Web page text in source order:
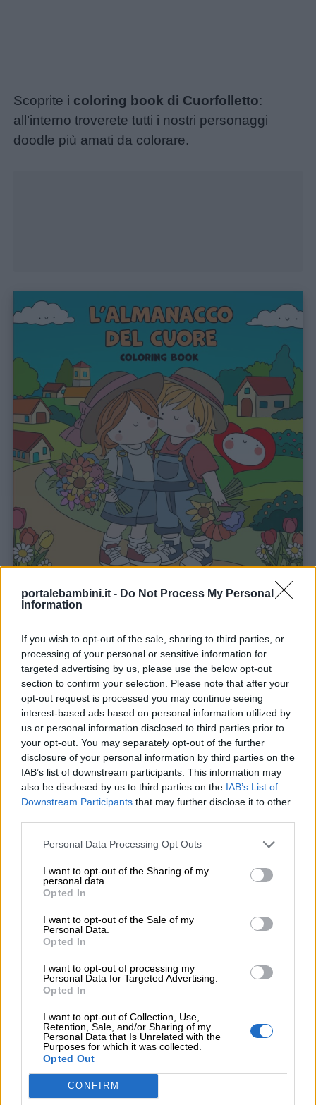
portalebambini.it - Do Not Process My Personal
Information
If you wish to opt-out of the sale, sharing to third parties, or
processing of your personal or sensitive information for
targeted advertising by us, please use the below opt-out
section to confirm your selection. Please note that after your
opt-out request is processed you may continue seeing
interest-based ads based on personal information utilized by
us or personal information disclosed to third parties prior to
your opt-out. You may separately opt-out of the further
disclosure of your personal information by third parties on the
IAB’s list of downstream participants. This information may
also be disclosed by us to third parties on the IAB’s List of
Downstream Participants that may further disclose it to other
Personal Data Processing Opt Outs
I want to opt-out of the Sharing of my
personal data.
Opted In
I want to opt-out of the Sale of my
Personal Data.
Opted In
I want to opt-out of processing my
Personal Data for Targeted Advertising.
Opted In
I want to opt-out of Collection, Use,
Retention, Sale, and/or Sharing of my
Personal Data that Is Unrelated with the
Purposes for which it was collected.
Opted Out
CONFIRM
Chi
siamo
Scoprite i coloring book di Cuorfolletto:
all’interno troverete tutti i nostri personaggi
doodle più amati da colorare.
L’almanacco del cuore
Scopri su Amazon